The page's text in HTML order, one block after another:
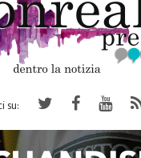
su: